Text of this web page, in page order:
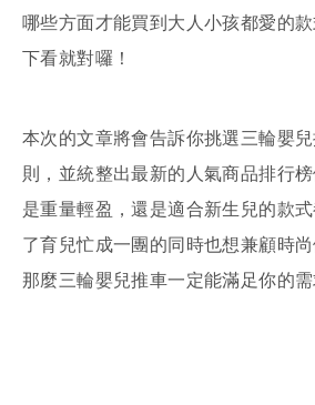
哪些方面才能買到大人小孩都愛的
下看就對囉！
本次的文章將會告訴你挑選三輪嬰
則，並統整出最新的人氣商品排行
是重量輕盈，還是適合新生兒的款
了育兒忙成一團的同時也想兼顧時
那麼三輪嬰兒推車一定能滿足你的需